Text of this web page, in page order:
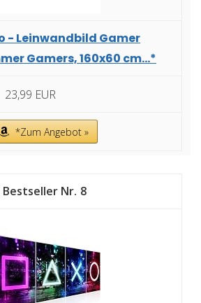
- Leinwandbild Gamer
Gamers, 160x60 cm...*
23,99 EUR
*Zum Angebot »
8